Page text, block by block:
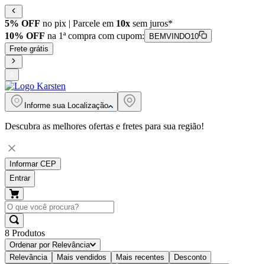
5% OFF no pix | Parcele em 10x sem juros*
10% OFF na 1ª compra com cupom:
BEMVINDO10
Frete grátis
Informe sua Localização
Descubra as melhores ofertas e fretes para sua região!
Informar CEP
Entrar
8 Produtos
Ordenar por Relevância
Relevância
Mais vendidos Mais recentes
Desconto